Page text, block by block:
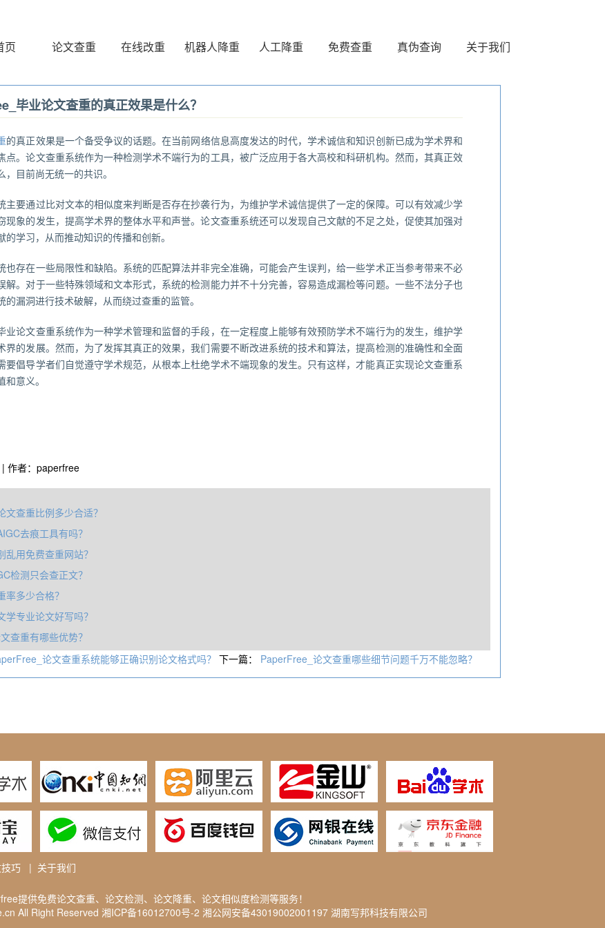
页 论文查重 在线改重 机器人降重 人工降重 免费查重 真伪查询 关于我们
毕业论文查重的真正效果是什么？
的真正效果是一个备受争议的话题。在当前网络信息高度发达的时代，学术诚信和知识创新已成为学术界和
点。论文查重系统作为一种检测学术不端行为的工具，被广泛应用于各大高校和科研机构。然而，其真正效
，目前尚无统一的共识。
主要通过比对文本的相似度来判断是否存在抄袭行为，为维护学术诚信提供了一定的保障。可以有效减少学
现象的发生，提高学术界的整体水平和声誉。论文查重系统还可以发现自己文献的不足之处，促使其加强对
的学习，从而推动知识的传播和创新。
也存在一些局限性和缺陷。系统的匹配算法并非完全准确，可能会产生误判，给一些学术正当参考带来不必
解。对于一些特殊领域和文本形式，系统的检测能力并不十分完善，容易造成漏检等问题。一些不法分子也
的漏洞进行技术破解，从而绕过查重的监管。
业论文查重系统作为一种学术管理和监督的手段，在一定程度上能够有效预防学术不端行为的发生，维护学
界的发展。然而，为了发挥其真正的效果，我们需要不断改进系统的技术和算法，提高检测的准确性和全面
要倡导学者们自觉遵守学术规范，从根本上杜绝学术不端现象的发生。只有这样，才能真正实现论文查重系
意义。
作者：paperfree
文查重比例多少合适？
去痕工具有吗？
乱用免费查重网站‌？
检测只会查正文？
率多少合格？
学专业论文好写吗？
查重有哪些优势？
论文查重系统能够正确识别论文格式吗？ 下一篇： PaperFree_论文查重哪些细节问题千万不能忽略？
巧 | 关于我们
提供免费论文查重、论文检测、论文降重、论文相似度检测等服务！
All Right Reserved 湘ICP备16012700号-2 湘公网安备43019002001197 湖南写邦科技有限公司